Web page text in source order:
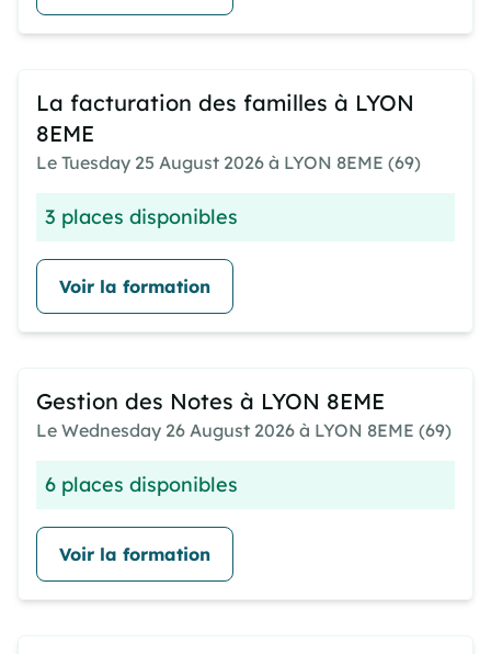
La facturation des familles à LYON
8EME
Le Tuesday 25 August 2026 à LYON 8EME (69)
3 places disponibles
Voir la formation
Gestion des Notes à LYON 8EME
Le Wednesday 26 August 2026 à LYON 8EME (69)
6 places disponibles
Voir la formation